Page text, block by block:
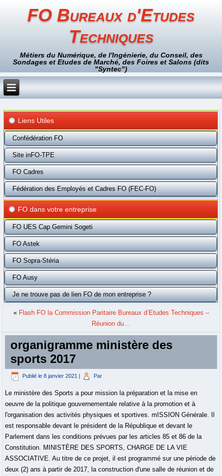
FO Bureaux d'Etudes
Techniques
Métiers du Numérique, de l'Ingénierie, du Conseil, des
Sondages et Etudes de Marché, des Foires et Salons (dits
"Syntec")
Liens Utiles
Confédération FO
Site inFO-TPE
FO Cadres
Fédération des Employés et Cadres FO (FEC-FO)
FO dans votre entreprise
FO UES Cap Gemini Sogeti
FO Astek
FO Sopra-Stéria
FO Ausy
Je ne trouve pas de lien FO de mon entreprise ?
« Flash FO la Commission Paritaire Bureaux d’Etudes Techniques –
Réunion du…
organigramme ministère des
sports 2017
Publié le 8 janvier 2021 Par
Le ministère des Sports a pour mission la préparation et la mise en
oeuvre de la politique gouvernementale relative à la promotion et à
l'organisation des activités physiques et sportives. mISSION Générale. Il
est responsable devant le président de la République et devant le
Parlement dans les conditions prévues par les articles 85 et 86 de la
Constitution. MINISTÈRE DES SPORTS, CHARGE DE LA VIE
ASSOCIATIVE. Au titre de ce projet, il est programmé sur une période de
deux (2) ans à partir de 2017, la construction d'une salle de réunion et de